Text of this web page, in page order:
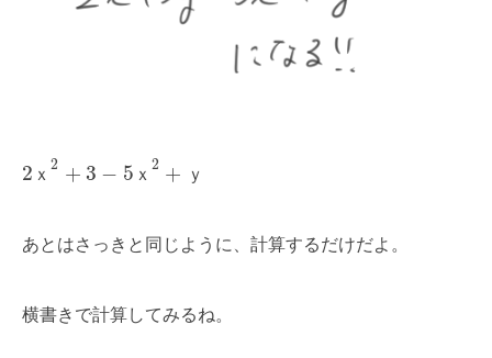
2 ｘ
2 + 3 − 5 ｘ
2 + ｙ
あとはさっきと同じように、計算するだけだよ。
横書きで計算してみるね。